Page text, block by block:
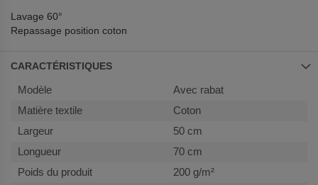
Lavage 60°
Repassage position coton
CARACTÉRISTIQUES
Plus
Avec rabat
Coton
50 cm
70 cm
200 g/m²